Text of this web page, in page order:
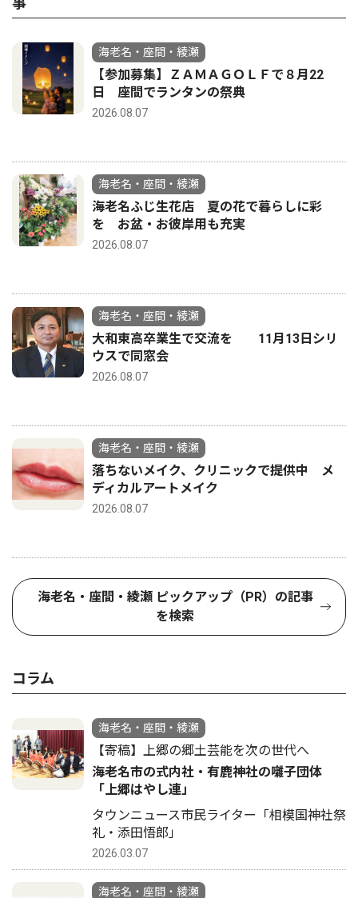
海老名・座間・綾瀬
【参加募集】ＺＡＭＡＧＯＬＦで８月22
日 座間でランタンの祭典
2026.08.07
海老名・座間・綾瀬
海老名ふじ生花店 夏の花で暮らしに彩
を お盆・お彼岸用も充実
2026.08.07
海老名・座間・綾瀬
大和東高卒業生で交流を 11月13日シリ
ウスで同窓会
2026.08.07
海老名・座間・綾瀬
落ちないメイク、クリニックで提供中 メ
ディカルアートメイク
2026.08.07
海老名・座間・綾瀬 ピックアップ（PR）の記事
を検索
コラム
海老名・座間・綾瀬
【寄稿】上郷の郷土芸能を次の世代へ
海老名市の式内社・有鹿神社の囃子団体
「上郷はやし連」
タウンニュース市民ライター「相模国神社祭
礼・添田悟郎」
2026.03.07
海老名・座間・綾瀬